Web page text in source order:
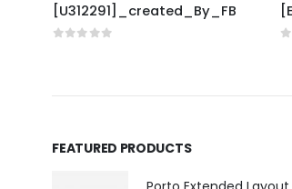
[U312291]_created_By_FB
FEATURED PRODUCTS